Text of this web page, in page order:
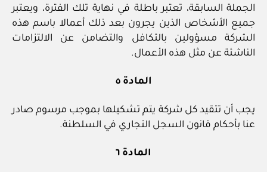
الجملة السابقة، تعتبر باطلة في نهاية تلك الفترة، ويعتبر
جميع الأشخاص الذين يجرون بعد ذلك أعمالا باسم هذه
الشركة مسؤولين بالتكافل والتضامن عن الالتزامات
الناشئة عن مثل هذه الأعمال.
المادة ٥
يجب أن تتقيد كل شركة يتم تشكيلها بموجب مرسوم صادر
عنا بأحكام قانون السجل التجاري في السلطنة.
المادة ٦